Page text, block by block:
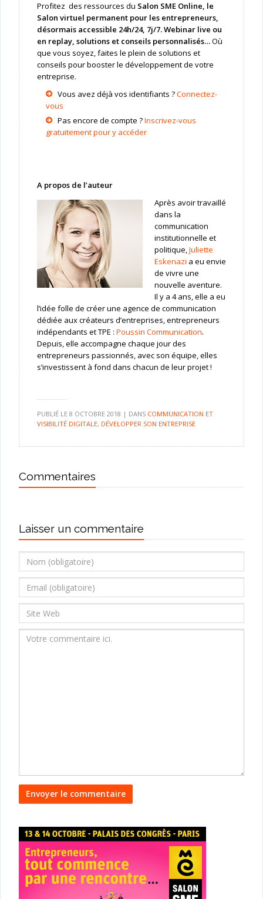
Profitez des ressources du Salon SME Online, le
Salon virtuel permanent pour les entrepreneurs,
désormais accessible 24h/24, 7j/7. Webinar live ou
en replay, solutions et conseils personnalisés…Où
que vous soyez, faites le plein de solutions et
conseils pour booster le développement de votre
entreprise.
Vous avez déjà vos identifiants ?Connectez-
vous
Pas encore de compte ?Inscrivez-vous
gratuitement pour y accéder
A propos de l’auteur
Après avoir travaillé
dans la
communication
institutionnelle et
politique,Juliette
Eskenazi a eu envie
de vivre une
nouvelle aventure.
Il y a 4 ans, elle a eu
l’idée folle de créer une agence de communication
dédiée aux créateurs d’entreprises, entrepreneurs
indépendants et TPE : Poussin Communication.
Depuis, elle accompagne chaque jour des
entrepreneurs passionnés, avec son équipe, elles
s’investissent à fond dans chacun de leur projet !
PUBLIÉ LE 8 OCTOBRE 2018 | DANS COMMUNICATION ET
VISIBILITÉ DIGITALE, DÉVELOPPER SON ENTREPRISE
Commentaires
Laisser un commentaire